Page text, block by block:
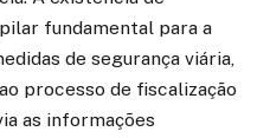
fundamental para a
de segurança viária,
processo de fiscalização
as informações